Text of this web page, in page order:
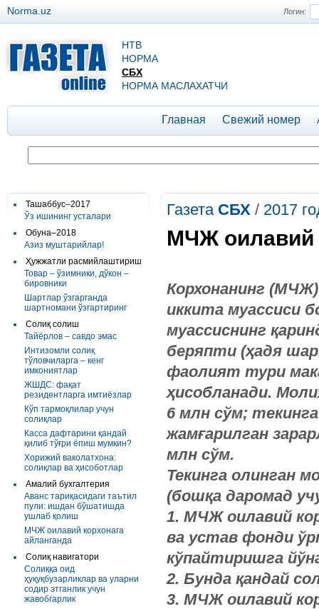
Логин:
Norma.uz
НТВ
НОРМА
СБХ
НОРМА МАСЛАХАТЧИ
Главная Свежий номер
Ташаббус–2017
Ўз ишининг усталари
Обуна–2018
Азиз муштарийлар!
Ҳужжатли расмийлаштириш
Товар – ўзимники, дўкон –
бировники
Шартлар ўзгарганда
шартномани ўзгартиринг
Солиқ солиш
Тайёрлов – савдо эмас
Интизомли солиқ
тўловчиларга – кенг
имкониятлар
ЖШДС: фақат
резидентларга имтиёзлар
Кўп тармоқлилар учун
солиқлар
Касса дафтарини қандай
қилиб тўғри ёпиш мумкин?
Хорижий ваколатхона:
солиқлар ва ҳисоботлар
Амалий бухгалтерия
Аванс тариқасидаги таътил
пули: ишдан бўшатишда
ушлаб қолиш
МЧЖ оилавий корхонага
айланганда
Солиқ навигатори
Солиққа оид
ҳуқуқбузарликлар ва уларни
содир этганлик учун
жавобгарлик
Газета СБХ / 2017
МЧЖ оилавий
Корхонанинг (МЧЖ
иккита муассиси
муассиснинг
беряпти (ҳадя
фаолият тури
ҳисобланади.
6 млн сўм;
жамғарилган
млн сўм.
Текинга олинган
(бошқа даромад
1. МЧЖ оилавий
ва устав фонди
кўпайтиришга
2. Бунда қандай
3. МЧЖ оилавий